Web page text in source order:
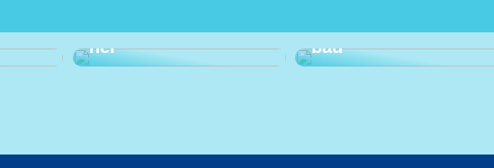
tandlæge? Kig med
her
Ohøj! Det er tid til
bad